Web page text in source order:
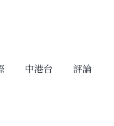
中港台 評論